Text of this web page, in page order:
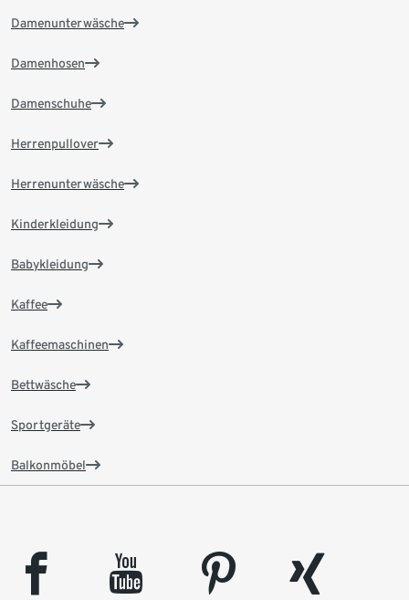
Damenunterwäsche
Damenhosen
Damenschuhe
Herrenpullover
Herrenunterwäsche
Kinderkleidung
Babykleidung
Kaffee
Kaffeemaschinen
Bettwäsche
Sportgeräte
Balkonmöbel
facebook youtube pinterest
xing